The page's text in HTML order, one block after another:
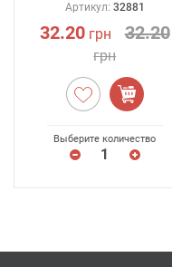
Артикул: 32881
32.20грн 32.20
грн
Выберите количество